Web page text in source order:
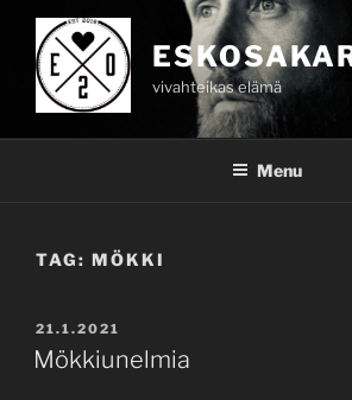
content
vivahteikas elämä
Menu
TAG: MÖKKI
POSTED
ON
21.1.2021
Mökkiunelmia